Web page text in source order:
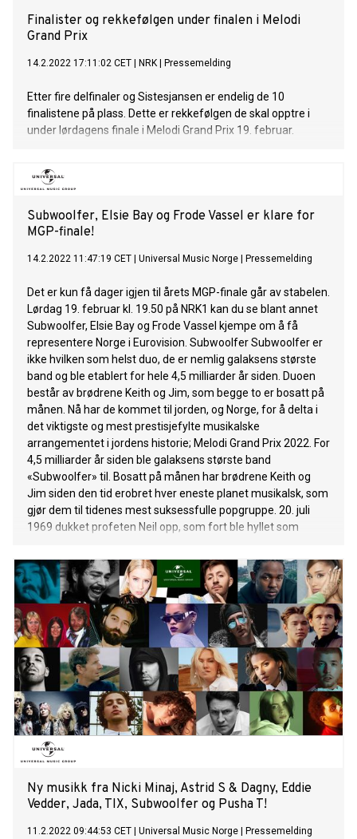
Finalister og rekkefølgen under finalen i Melodi
Grand Prix
14.2.2022 17:11:02 CET NRK Pressemelding
Etter fire delfinaler og Sistesjansen er endelig de 10
finalistene på plass. Dette er rekkefølgen de skal opptre i
under lørdagens finale i Melodi Grand Prix 19. februar.
Subwoolfer, Elsie Bay og Frode Vassel er klare for
MGP-finale!
14.2.2022 11:47:19 CET Universal Music Norge Pressemelding
Det er kun få dager igjen til årets MGP-finale går av stabelen.
Lørdag 19. februar kl. 19.50 på NRK1 kan du se blant annet
Subwoolfer, Elsie Bay og Frode Vassel kjempe om å få
representere Norge i Eurovision. Subwoolfer Subwoolfer er
ikke hvilken som helst duo, de er nemlig galaksens største
band og ble etablert for hele 4,5 milliarder år siden. Duoen
består av brødrene Keith og Jim, som begge to er bosatt på
månen. Nå har de kommet til jorden, og Norge, for å delta i
det viktigste og mest prestisjefylte musikalske
arrangementet i jordens historie; Melodi Grand Prix 2022. For
4,5 milliarder år siden ble galaksens største band
«Subwoolfer» til. Bosatt på månen har brødrene Keith og
Jim siden den tid erobret hver eneste planet musikalsk, som
gjør dem til tidenes mest suksessfulle popgruppe. 20. juli
1969 dukket profeten Neil opp, som fort ble hyllet som
komme tilbake og fortelle dem hvordan de kunne bli det
største bandet på hans plan
Ny musikk fra Nicki Minaj, Astrid S & Dagny, Eddie
Vedder, Jada, TIX, Subwoolfer og Pusha T!
11.2.2022 09:44:53 CET Universal Music Norge Pressemelding